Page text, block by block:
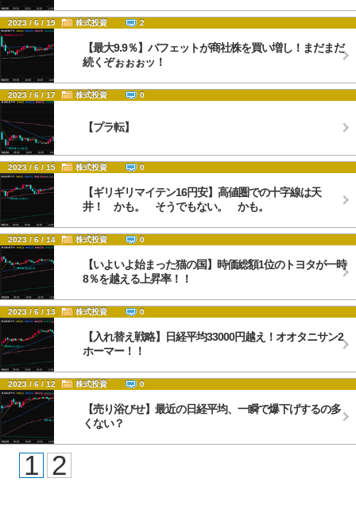
2023 / 6 / 19 株式投資 2
【最大9.9％】バフェットが商社株を買い増し！まだまだ
続くぞぉぉぉッ！
2023 / 6 / 17 株式投資 0
【プラ転】
2023 / 6 / 15 株式投資 0
【ギリギリマイテン16円安】高値圏での十字線は天
井！ かも。 そうでもない。 かも。
2023 / 6 / 14 株式投資 0
【いよいよ始まった猫の国】時価総額1位のトヨタが一時
8％を越える上昇率！！
2023 / 6 / 13 株式投資 0
【入れ替え戦略】日経平均33000円越え！オオタニサン2
ホーマー！！
2023 / 6 / 12 株式投資 0
【売り浴びせ】最近の日経平均、一瞬で爆下げするの多
くない？
1 2